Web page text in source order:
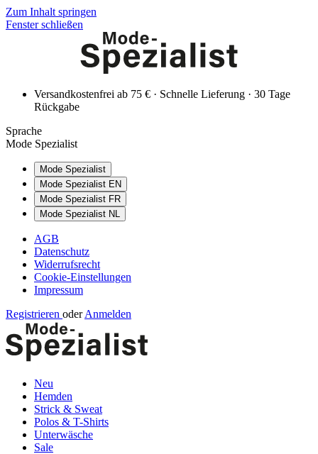
Zum Inhalt springen
Fenster schließen
Versandkostenfrei ab 75 € · Schnelle Lieferung · 30 Tage
Rückgabe
Sprache
Mode Spezialist
Mode Spezialist
Mode Spezialist EN
Mode Spezialist FR
Mode Spezialist NL
AGB
Datenschutz
Widerrufsrecht
Cookie-Einstellungen
Impressum
Registrieren oder Anmelden
Neu
Hemden
Strick & Sweat
Polos & T-Shirts
Unterwäsche
Sale